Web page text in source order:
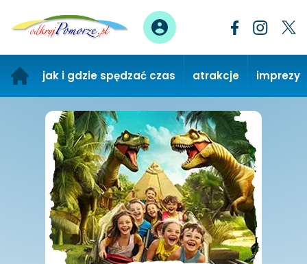
jak i gdzie spędzać czas atrakcje imprezy